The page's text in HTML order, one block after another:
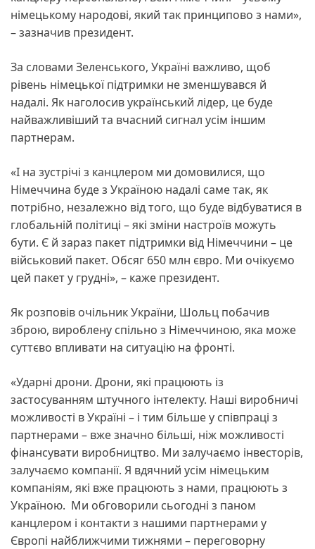
німецькому народові, який так принципово з нами»,
– зазначив президент.
За словами Зеленського, Україні важливо, щоб
рівень німецької підтримки не зменшувався й
надалі. Як наголосив український лідер, це буде
найважливіший та вчасний сигнал усім іншим
партнерам.
«І на зустрічі з канцлером ми домовилися, що
Німеччина буде з Україною надалі саме так, як
потрібно, незалежно від того, що буде відбуватися в
глобальній політиці – які зміни настроїв можуть
бути. Є й зараз пакет підтримки від Німеччини – це
військовий пакет. Обсяг 650 млн євро. Ми очікуємо
цей пакет у грудні», – каже президент.
Як розповів очільник України, Шольц побачив
зброю, вироблену спільно з Німеччиною, яка може
суттєво впливати на ситуацію на фронті.
«Ударні дрони. Дрони, які працюють із
застосуванням штучного інтелекту. Наші виробничі
можливості в Україні – і тим більше у співпраці з
партнерами – вже значно більші, ніж можливості
фінансувати виробництво. Ми залучаємо інвесторів,
залучаємо компанії. Я вдячний усім німецьким
компаніям, які вже працюють з нами, працюють з
Україною. Ми обговорили сьогодні з паном
канцлером і контакти з нашими партнерами у
Європі найближчими тижнями – переговорну